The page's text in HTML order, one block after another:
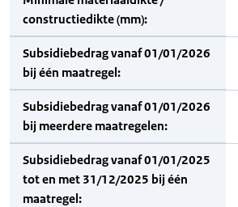
constructiedikte (mm):
Subsidiebedrag vanaf 01/01/2026
bij één maatregel:
Subsidiebedrag vanaf 01/01/2026
bij meerdere maatregelen:
Subsidiebedrag vanaf 01/01/2025
tot en met 31/12/2025 bij één
maatregel: